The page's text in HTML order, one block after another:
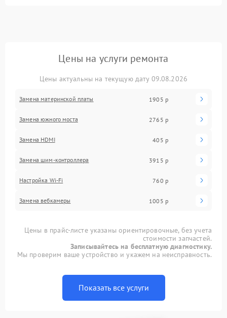
Цены на услуги ремонта
Цены актуальны на текущую дату 09.08.2026
Замена материнской платы 1905 р
Замена южного моста 2765 р
Замена HDMI 405 р
Замена шим-контроллера 3915 р
Настройка Wi-Fi 760 р
Замена вебкамеры 1005 р
Цены в прайс-листе указаны ориентировочные, без учета
стоимости запчастей.
Записывайтесь на бесплатную диагностику.
Мы проверим ваше устройство и укажем на неисправность.
Показать все услуги